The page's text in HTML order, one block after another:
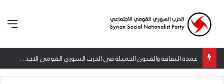
عمدة الثقافة والفنون الجميلة في الحزب السوري القومي الاجتماعي تعلن نتائج الدورة الخامسة من جائزة أنطون سعاده الأدبية